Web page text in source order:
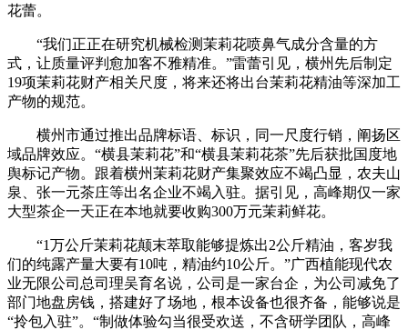
花蕾。
“我们正正在研究机械检测茉莉花喷鼻气成分含量的方
式，让质量评判愈加客不雅精准。”雷蕾引见，横州先后制定
19项茉莉花财产相关尺度，将来还将出台茉莉花精油等深加工
产物的规范。
横州市通过推出品牌标语、标识，同一尺度行销，阐扬区
域品牌效应。“横县茉莉花”和“横县茉莉花茶”先后获批国度地
舆标记产物。跟着横州茉莉花财产集聚效应不竭凸显，农夫山
泉、张一元茶庄等出名企业不竭入驻。据引见，高峰期仅一家
大型茶企一天正在本地就要收购300万元茉莉鲜花。
“1万公斤茉莉花颠末萃取能够提炼出2公斤精油，客岁我
们的纯露产量大要有10吨，精油约10公斤。”广西植能现代农
业无限公司总司理吴育名说，公司是一家台企，为公司减免了
部门地盘房钱，搭建好了场地，根本设备也很齐备，能够说是
“拎包入驻”。“制做体验勾当很受欢送，不含研学团队，高峰